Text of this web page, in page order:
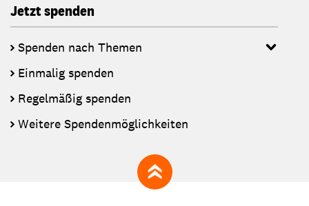
Jetzt spenden
Spenden nach Themen
Einmalig spenden
Regelmäßig spenden
Weitere Spendenmöglichkeiten
zum Seitenanfang